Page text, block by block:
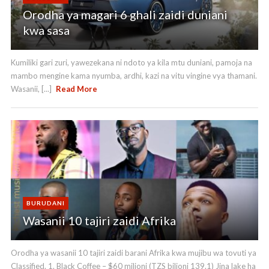
Orodha ya magari 6 ghali zaidi duniani
kwa sasa
Kumiliki gari zuri, yawezekana ni ndoto ya kila mtu duniani, pamoja na
mambo mengine kama nyumba, ardhi, kazi na vitu vingine vya thamani.
Wasanii, [...]
Read More
BURUDANI
Wasanii 10 tajiri zaidi Afrika
Orodha ya wasanii 10 tajiri zaidi barani Afrika kwa mujibu wa tovuti ya
Classified. 1. Black Coffee – $60 milioni (TZS bilioni 139.1) Jina lake ha